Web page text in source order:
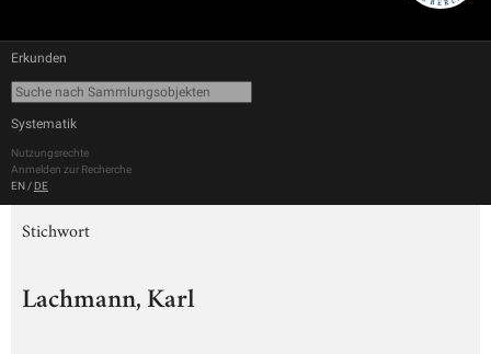
Erkunden
Systematik
Nutzungsrechte
Anmelden zur Recherche
EN / DE
Stichwort
Lachmann, Karl